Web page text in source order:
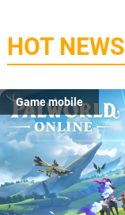
HOT NEWS
Game mobile